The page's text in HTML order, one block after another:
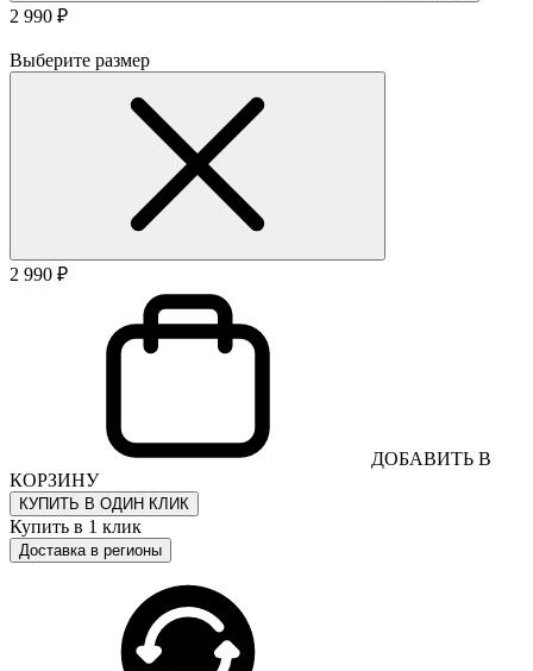
2 990 ₽
Выберите размер
2 990 ₽
ДОБАВИТЬ В
КОРЗИНУ
КУПИТЬ В ОДИН КЛИК
Купить в 1 клик
Доставка в регионы